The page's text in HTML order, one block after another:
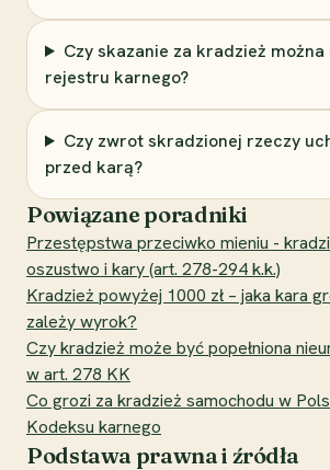
Czy skazanie za kradzież można
rejestru karnego?
Czy zwrot skradzionej rzeczy
przed karą?
Powiązane poradniki
Przestępstwa przeciwko mieniu -
oszustwo i kary (art. 278-294 k.k.)
Kradzież powyżej 1000 zł – jaka kara
zależy wyrok?
Czy kradzież może być popełniona
w art. 278 KK
Co grozi za kradzież samochodu w
Kodeksu karnego
Podstawa prawna i źródła